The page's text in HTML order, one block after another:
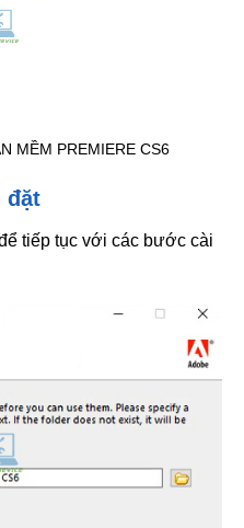
MỀM PREMIERE CS6
đặt
tiếp tục với các bước cài